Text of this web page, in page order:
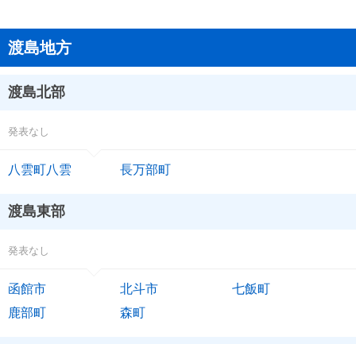
渡島地方
渡島北部
発表なし
八雲町八雲 長万部町
渡島東部
発表なし
函館市 北斗市
七飯町
鹿部町
森町